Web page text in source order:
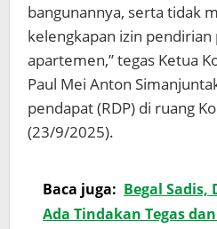
bangunannya, serta tidak
kelengkapan izin
apartemen,” tegas Ketua
Paul Mei Anton
pendapat (RDP) di ruang
(23/9/2025).
Baca juga: Begal Sadis,
Ada Tindakan Tegas